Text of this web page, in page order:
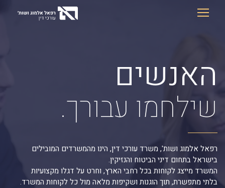
האנשים
שילחמו עבורך.
רפאל אלמוג ושות', משרד עורכי דין, הינו מהמשרדים המובילים
בישראל בתחום דיני הביטוח והנזיקין.
המשרד מייצג לקוחות בכל רחבי הארץ, וחרט על דגלו מקצועיות
בלתי מתפשרת, תוך הוגנות ושקיפות מלאה מול כל לקוחות המשרד.